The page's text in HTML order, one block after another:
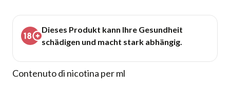
Dieses Produkt kann Ihre Gesundheit
schädigen und macht stark abhängig.
Contenuto di nicotina per ml